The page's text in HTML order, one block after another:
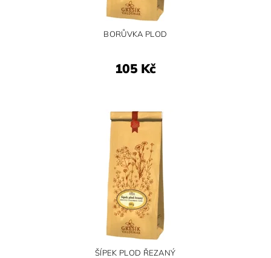
BORŮVKA PLOD
105 Kč
ŠÍPEK PLOD ŘEZANÝ